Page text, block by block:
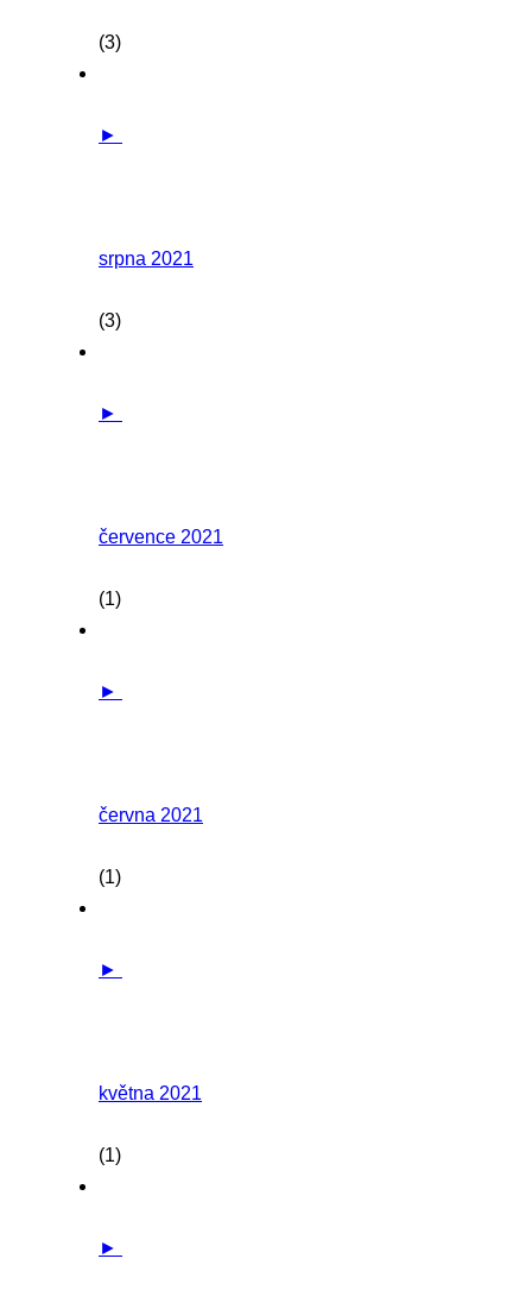
(3)
►
srpna 2021
(3)
►
července 2021
(1)
►
června 2021
(1)
►
května 2021
(1)
►